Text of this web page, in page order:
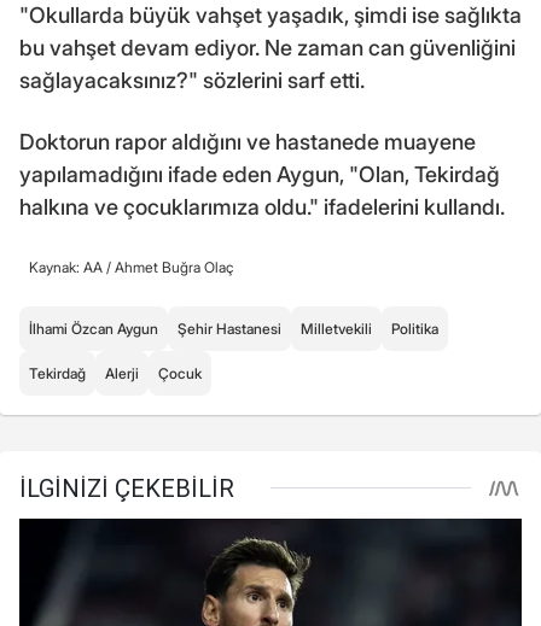
"Okullarda büyük vahşet yaşadık, şimdi ise sağlıkta
bu vahşet devam ediyor. Ne zaman can güvenliğini
sağlayacaksınız?" sözlerini sarf etti.
Doktorun rapor aldığını ve hastanede muayene
yapılamadığını ifade eden Aygun, "Olan, Tekirdağ
halkına ve çocuklarımıza oldu." ifadelerini kullandı.
Kaynak: AA / Ahmet Buğra Olaç
İlhami Özcan Aygun Şehir Hastanesi Milletvekili Politika
Tekirdağ Alerji Çocuk